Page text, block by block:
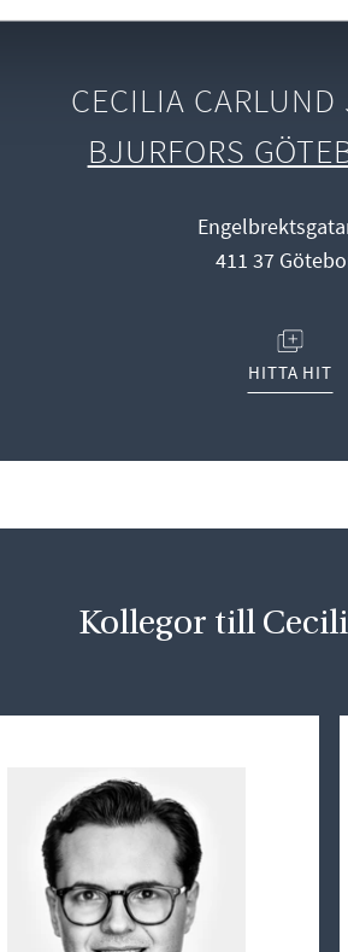
CECILIA CARLUND
BJURFORS
411 37
HITTA HIT
(ÖPPNAS I
Kollegor till